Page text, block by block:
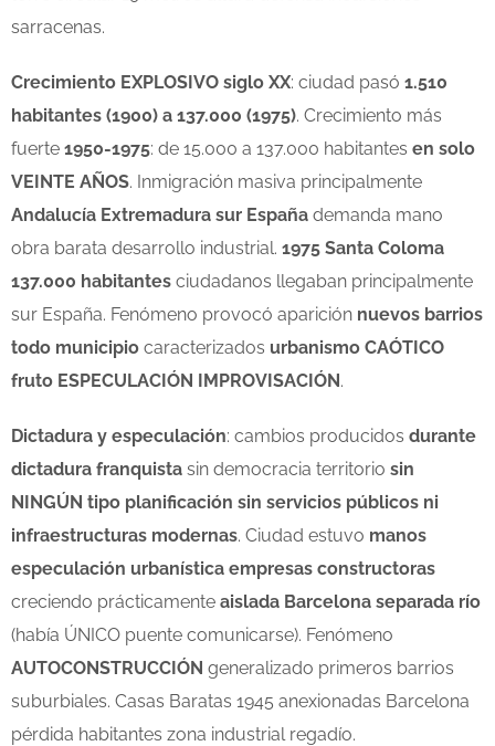
sarracenas.
Crecimiento EXPLOSIVO siglo XX: ciudad pasó 1.510
habitantes (1900) a 137.000 (1975). Crecimiento más
fuerte 1950-1975: de 15.000 a 137.000 habitantes en solo
VEINTE AÑOS. Inmigración masiva principalmente
Andalucía Extremadura sur España demanda mano
obra barata desarrollo industrial. 1975 Santa Coloma
137.000 habitantes ciudadanos llegaban principalmente
sur España. Fenómeno provocó aparición nuevos barrios
todo municipio caracterizados urbanismo CAÓTICO
fruto ESPECULACIÓN IMPROVISACIÓN.
Dictadura y especulación: cambios producidos durante
dictadura franquista sin democracia territorio sin
NINGÚN tipo planificación sin servicios públicos ni
infraestructuras modernas. Ciudad estuvo manos
especulación urbanística empresas constructoras
creciendo prácticamente aislada Barcelona separada río
(había ÚNICO puente comunicarse). Fenómeno
AUTOCONSTRUCCIÓN generalizado primeros barrios
suburbiales. Casas Baratas 1945 anexionadas Barcelona
pérdida habitantes zona industrial regadío.